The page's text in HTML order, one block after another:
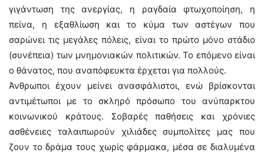
γιγάντωση της ανεργίας, η ραγδαία φτωχοποίηση, η
πείνα, η εξαθλίωση και το κύμα των αστέγων που
σαρώνει τις μεγάλες πόλεις, είναι το πρώτο μόνο στάδιο
(συνέπεια) των μνημονιακών πολιτικών. Το επόμενο είναι
ο θάνατος, που αναπόφευκτα έρχεται για πολλούς.
Άνθρωποι έχουν μείνει ανασφάλιστοι, ενώ βρίσκονται
αντιμέτωποι με το σκληρό πρόσωπο του ανύπαρκτου
κοινωνικού κράτους. Σοβαρές παθήσεις και χρόνιες
ασθένειες ταλαιπωρούν χιλιάδες συμπολίτες μας που
ζουν το δράμα τους χωρίς φάρμακα, μέσα σε διαλυμένα